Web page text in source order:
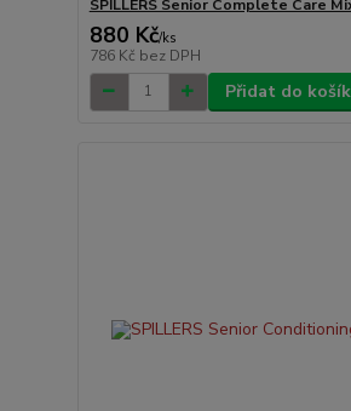
SPILLERS Senior Complete Care
880 Kč/ks
786 Kč bez DPH
Přidat do